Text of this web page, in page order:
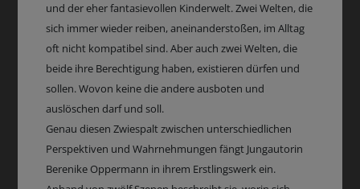
und der eher fantasievollen Kinderwelt. Zwei Welten, die
sich immer wieder reiben, aneinanderstoßen, im Alltag
oft nicht kompatibel sind. Aber auch zwei Welten, die
beide ihre Berechtigung haben, existieren dürfen und
sollen. Wovon keine die andere ausboten und
auslöschen darf und soll.
Genau diesen Zwiespalt zwischen unterschiedlichen
Perspektiven und Wahrnehmungen fängt Jungautorin
Berenike Oppermann in ihrem Erstlingswerk ein.